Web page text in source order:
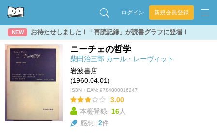
ログイン 新規会員登録
NEW お待たせしました！「再読記録」が読書グラフに登場！
ニーチェの哲学
柴田治三郎 カール・レーヴィット
岩波書店
(1960.04.01)
ISBN・EAN: 9784000016247
3.00
本棚登録: 16人
感想: 2件